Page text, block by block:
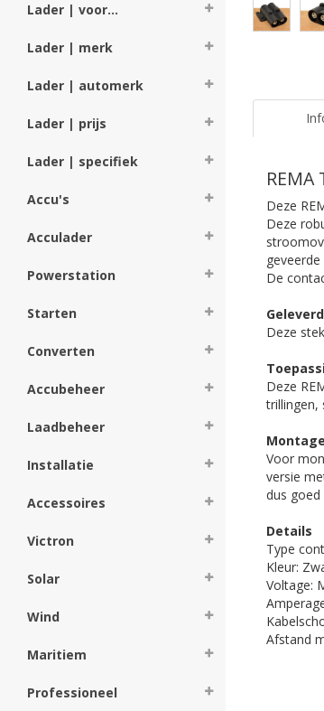
Lader | voor...
Lader | merk
Lader | automerk
Lader | prijs
Lader | specifiek
Accu's
Acculader
Powerstation
Starten
Converten
Accubeheer
Laadbeheer
Installatie
Accessoires
Victron
Solar
Wind
Maritiem
Professioneel
Deze
Deze
De
Deze
Deze
trillingen,
Montage
Voor
versie
dus
Details
Type
Kleur:
Voltage:
Afstand